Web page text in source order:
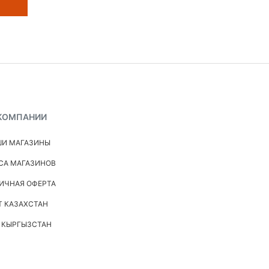
МАГАЗИНЫ
МАГАЗИНОВ
ОФЕРТА
КАЗАХСТАН